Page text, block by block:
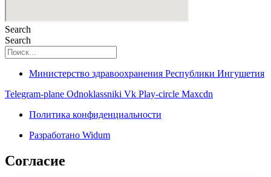
Search
Search
Министерство здравоохранения Республики Ингушетия
Telegram-plane Odnoklassniki Vk Play-circle Maxcdn
Политика конфиденциальности
Разработано Widum
Согласие